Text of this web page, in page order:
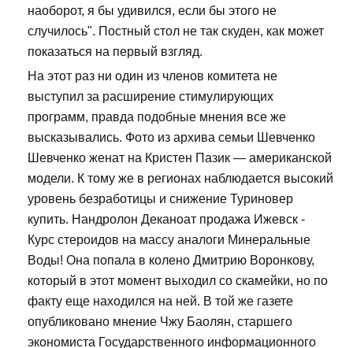
наоборот, я бы удивился, если бы этого не
случилось". Постный стол не так скуден, как может
показаться на первый взгляд.
На этот раз ни один из членов комитета не
выступил за расширение стимулирующих
программ, правда подобные мнения все же
высказывались. Фото из архива семьи Шевченко
Шевченко женат на Кристен Пазик — американской
модели. К тому же в регионах наблюдается высокий
уровень безработицы и снижение Туриновер
купить. Нандролон Деканоат продажа Ижевск -
Курс стероидов на массу аналоги Минеральные
Воды! Она попала в колено Дмитрию Воронкову,
который в этот момент выходил со скамейки, но по
факту еще находился на ней. В той же газете
опубликовано мнение Чжу Баолян, старшего
экономиста Государственного информационного